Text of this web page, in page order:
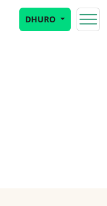
DHURO